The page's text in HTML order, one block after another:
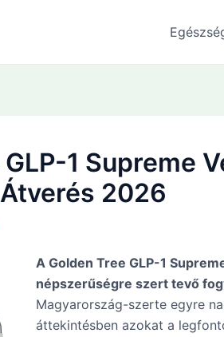
1 Supreme
2026
A Golden Tree GLP-1
népszerűségre szert tevő
Magyarország-szerte egyre
áttekintésben azokat a